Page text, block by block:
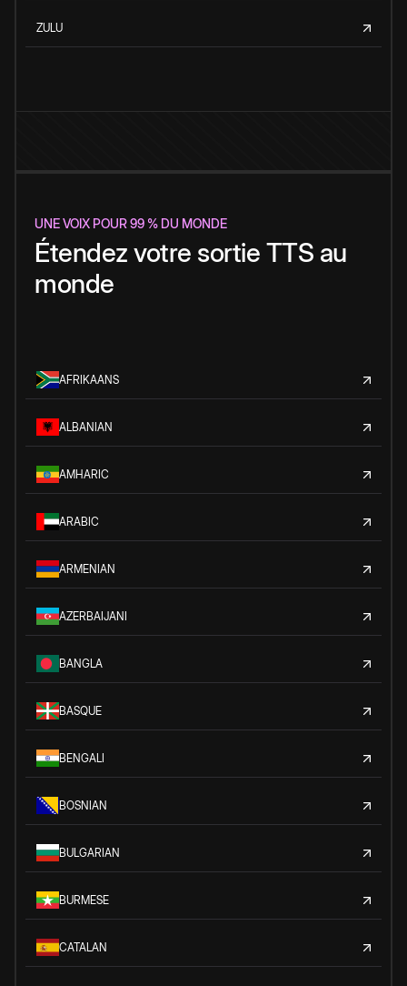
ZULU
UNE VOIX POUR 99 % DU MONDE
Étendez votre sortie TTS au
monde
AFRIKAANS
ALBANIAN
AMHARIC
ARABIC
ARMENIAN
AZERBAIJANI
BANGLA
BASQUE
BENGALI
BOSNIAN
BULGARIAN
BURMESE
CATALAN